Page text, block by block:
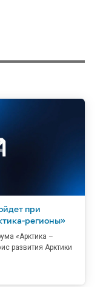
при
регионы»
«Арктика –
развития Арктики